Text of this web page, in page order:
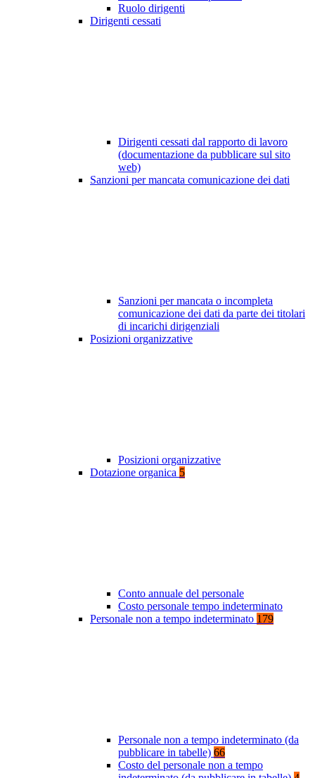
Ruolo dirigenti
Dirigenti cessati
Dirigenti cessati dal rapporto di lavoro
(documentazione da pubblicare sul sito
web)
Sanzioni per mancata comunicazione dei dati
Sanzioni per mancata o incompleta
comunicazione dei dati da parte dei titolari
di incarichi dirigenziali
Posizioni organizzative
Posizioni organizzative
Dotazione organica 5
Conto annuale del personale
Costo personale tempo indeterminato
Personale non a tempo indeterminato 179
Personale non a tempo indeterminato (da
pubblicare in tabelle) 66
Costo del personale non a tempo